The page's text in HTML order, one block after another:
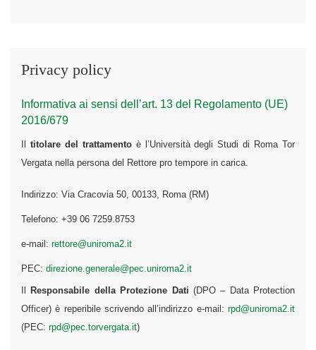
Privacy policy
Informativa ai sensi dell’art. 13 del Regolamento (UE)
2016/679
titolare del trattamentoè l’Università degli Studi di Roma Tor
Vergata nella persona del Rettore pro tempore in carica.
Indirizzo: Via Cracovia 50, 00133, Roma (RM)
Telefono: +39 06 7259.8753
e-mail: rettore@uniroma2.it
PEC: direzione.generale@pec.uniroma2.it
Responsabile della Protezione Dati (DPO – Data Protection
Officer) è reperibile scrivendo all’indirizzo e-mail: rpd@uniroma2.it
(PEC: rpd@pec.torvergata.it)